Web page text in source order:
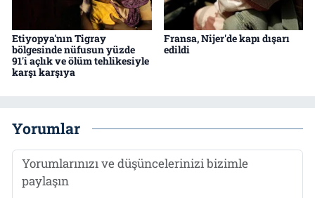
Etiyopya'nın Tigray
bölgesinde nüfusun yüzde
91'i açlık ve ölüm tehlikesiyle
karşı karşıya
Fransa, Nijer'de kapı dışarı
edildi
Yorumlar